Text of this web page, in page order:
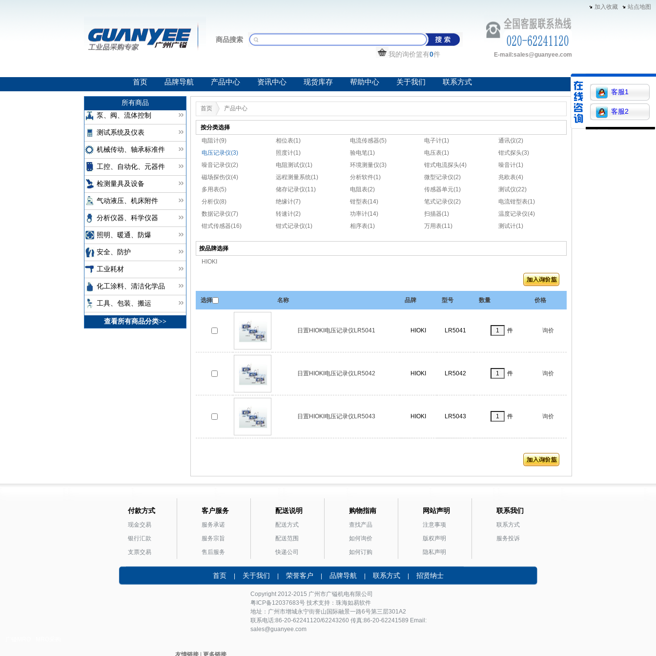
客服1
客服2
加入收藏 站点地图
商品搜索
我的询价篮有0件 E-mail:sales@guanyee.com
首页 品牌导航 产品中心 资讯中心 现货库存 帮助中心 关于我们 联系方式
所有商品
泵、阀、流体控制
测试系统及仪表
机械传动、轴承标准件
工控、自动化、元器件
检测量具及设备
气动液压、机床附件
分析仪器、科学仪器
照明、暖通、防爆
安全、防护
工业耗材
化工涂料、清洁化学品
工具、包装、搬运
查看所有商品分类>>
首页 产品中心
按分类选择
电阻计(9)
相位表(1) 电流传感器(5) 电子计(1)
通讯仪(2)
电压记录仪(3)
照度计(1) 验电笔(1) 电压表(1)
钳式探头(3)
噪音记录仪(2)
电阻测试仪(1) 环境测量仪(3) 钳式电流探头(4)
噪音计(1)
磁场探伤仪(4)
远程测量系统(1) 分析软件(1) 微型记录仪(2)
兆欧表(4)
多用表(5)
储存记录仪(11) 电阻表(2) 传感器单元(1)
测试仪(22)
分析仪(8)
绝缘计(7) 钳型表(14) 笔式记录仪(2)
电流钳型表(1)
数据记录仪(7)
转速计(2) 功率计(14) 扫描器(1)
温度记录仪(4)
钳式传感器(16)
钳式记录仪(1) 相序表(1) 万用表(11) 测试计(1)
按品牌选择
HIOKI
选择 名称 品牌 型号 数量 价格
日置HIOKI电压记录仪LR5041 HIOKI LR5041 件 询价
日置HIOKI电压记录仪LR5042 HIOKI LR5042 件 询价
日置HIOKI电压记录仪LR5043 HIOKI LR5043 件 询价
付款方式
现金交易
银行汇款
支票交易
客户服务
服务承诺
服务宗旨
售后服务
配送说明
配送方式
配送范围
快递公司
购物指南
查找产品
如何询价
如何订购
网站声明
注意事项
版权声明
隐私声明
联系我们
联系方式
服务投诉
首页 | 关于我们 | 荣誉客户 | 品牌导航 | 联系方式 | 招贤纳士
Copyright 2012-2015 广州市广镒机电有限公司
粤ICP备12037683号技术支持：珠海如易软件
地址：广州市增城永宁街誉山国际融景一路6号第三层301A2
联系电话:86-20-62241120/62243260 传真:86-20-62241589 Email:
sales@guanyee.com
友情链接| 更多链接